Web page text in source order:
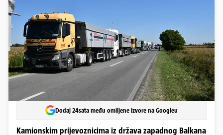
Dodaj 24sata među omiljene izvore na Googleu
Kamionskim prijevoznicima iz država zapadnog Balkana